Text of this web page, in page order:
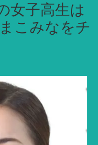
女子高生は
こみなをチ